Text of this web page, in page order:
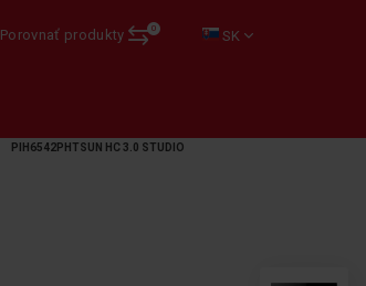
Porovnať produkty 0 SK
PIH6542PHTSUN HC 3.0 STUDIO